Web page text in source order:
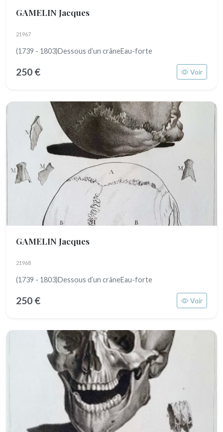
GAMELIN Jacques
21967
(1739 - 1803)Dessous d’un crâneEau-forte
250 € Voir
GAMELIN Jacques
21968
(1739 - 1803)Dessous d’un crâneEau-forte
250 € Voir